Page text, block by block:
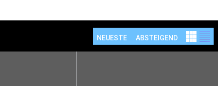
NEUESTE ABSTEIGEND